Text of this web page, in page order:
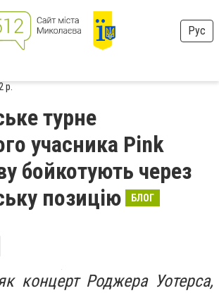
Рус
р.
турне
учасника Pink
бойкотують через
позицію
БЛОГ
концерт Роджера Уотерса,